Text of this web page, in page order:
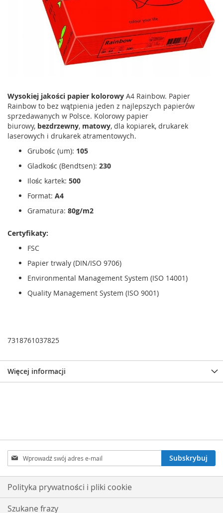
Wysokiej jakości papier kolorowy A4 Rainbow. Papier
Rainbow to bez wątpienia jeden z najlepszych papierów
sprzedawanych w Polsce. Kolorowy papier
biurowy, bezdrzewny, matowy, dla kopiarek, drukarek
laserowych i drukarek atramentowych.
Grubośc (um): 105
Gladkośc (Bendtsen): 230
Ilośc kartek: 500
Format: A4
Gramatura: 80g/m2
Certyfikaty:
FSC
Papier trwaly (DIN/ISO 9706)
Environmental Management System (ISO 14001)
Quality Management System (ISO 9001)
7318761037825
Więcej informacji
Subskrybuj
nasz
newsletter:
Subskrybuj
Polityka prywatności i pliki cookie
Szukane frazy